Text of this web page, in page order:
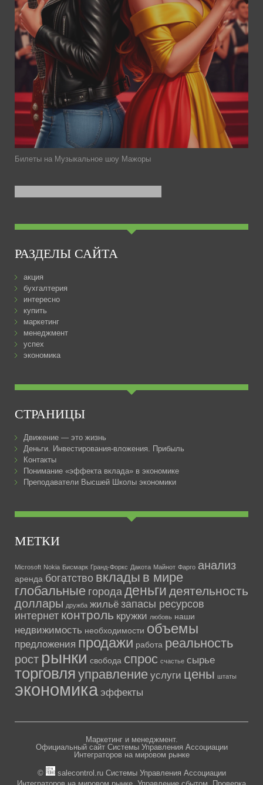
Билеты на Музыкальное шоу Мажоры
РАЗДЕЛЫ САЙТА
акция
бухгалтерия
интересно
купить
маркетинг
менеджмент
успех
экономика
СТРАНИЦЫ
Движение — это жизнь
Деньги. Инвестирования-вложения. Прибыль
Контакты
Понимание «эффекта вклада» в экономике
Преподаватели Высшей Школы экономики
МЕТКИ
Microsoft Nokia Бисмарк Гранд-Форкс Дакота Майнот Фарго анализ
аренда богатство вклады в мире
глобальные городаденьги деятельность
доллары дружба жильё запасы ресурсов
интернет контроль кружки любовь наши
недвижимость необходимости объемы
предложения продажи работа реальность
рост рынки свобода спрос счастье сырье
торговля управление услуги цены штаты
экономика эффекты
Маркетинг и менеджмент.
Официальный сайт Системы Управления Ассоциации
Интеграторов на мировом рынке
©
salecontrol.ru Системы Управления Ассоциации